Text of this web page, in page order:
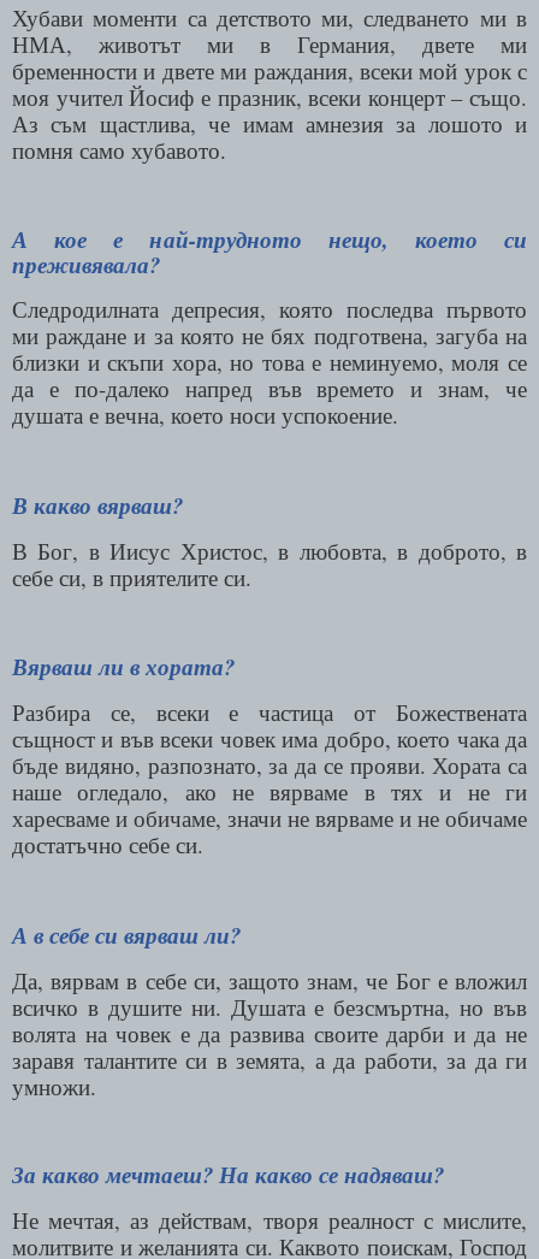
Хубави моменти са детството ми, следването ми в
НМА, животът ми в Германия, двете ми
бременности и двете ми раждания, всеки мой урок с
моя учител Йосиф е празник, всеки концерт – също.
Аз съм щастлива, че имам амнезия за лошото и
помня само хубавото.
А кое е най-трудното нещо, което си
преживявала?
Следродилната депресия, която последва първото
ми раждане и за която не бях подготвена, загуба на
близки и скъпи хора, но това е неминуемо, моля се
да е по-далеко напред във времето и знам, че
душата е вечна, което носи успокоение.
В какво вярваш?
В Бог, в Иисус Христос, в любовта, в доброто, в
себе си, в приятелите си.
Вярваш ли в хората?
Разбира се, всеки е частица от
Божествената
същност и във всеки човек има добро, което чака да
бъде видяно, разпознато, за да се прояви. Хората са
наше огледало, ако не вярваме в тях и не ги
харесваме и обичаме, значи не вярваме и не обичаме
достатъчно себе си.
А в себе си вярваш ли?
Да, вярвам в себе си, защото знам, че Бог е вложил
всичко в душите ни. Душата е безсмъртна, но във
волята на човек е да развива своите дарби и да не
заравя талантите си в земята, а да работи, за да ги
умножи.
За какво мечтаеш? На какво се надяваш?
Не мечтая, аз действам, творя реалност с мислите,
молитвите и желанията си. Каквото поискам, Господ